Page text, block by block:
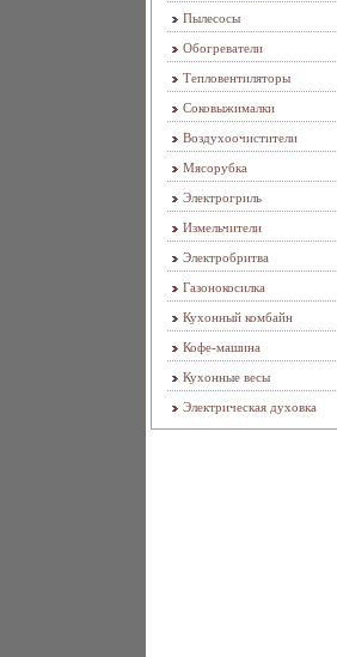
Пылесосы
Обогреватели
Тепловентиляторы
Соковыжималки
Воздухоочистители
Мясорубка
Электрогриль
Измельчители
Электробритва
Газонокосилка
Кухонный комбайн
Кофе-машина
Кухонные весы
Электрическая духовка